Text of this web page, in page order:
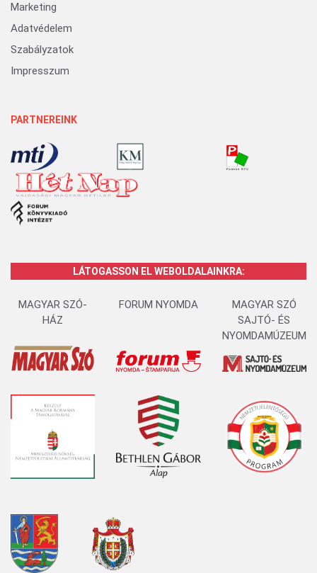
Marketing
Adatvédelem
Szabályzatok
Impresszum
PARTNEREINK
LÁTOGASSON EL WEBOLDALAINKRA:
MAGYAR SZÓ-
HÁZ
FORUM NYOMDA
MAGYAR SZÓ
SAJTÓ- ÉS
NYOMDAMÚZEUM